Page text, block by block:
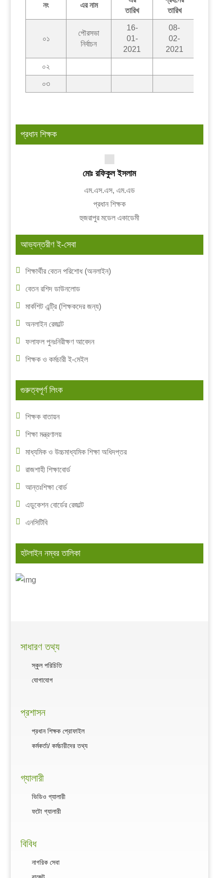
নং
এর নাম
তারিখ
তারিখ
০১
পৌরসভা
নির্বাচন
16-
01-
2021
08-
02-
2021
০২
০৩
প্রধান শিক্ষক
মোঃ রফিকুল ইসলাম
এম.এস.এস, এম.এড
প্রধান শিক্ষক
হুজরাপুর মডেল একাডেমী
আভ্যন্তরীণ ই-সেবা
শিক্ষার্থীর বেতন পরিশোধ (অনলাইন)
বেতন রশিদ ডাউনলোড
মার্কশিট এন্ট্রি (শিক্ষকদের জন্য)
অনলাইন রেজাল্ট
ফলাফল পুনঃনিরীক্ষণ আবেদন
শিক্ষক ও কর্মচারী ই-মেইল
গুরুত্বপূর্ণ লিংক
শিক্ষক বাতায়ন
শিক্ষা মন্ত্রণালয়
মাধ্যমিক ও উচ্চমাধ্যমিক শিক্ষা অধিদপ্তর
রাজশাহী শিক্ষাবোর্ড
আন্তঃশিক্ষা বোর্ড
এডুকেশন বোর্ডের রেজাল্ট
এনসিটিবি
হটলাইন নম্বর তালিকা
সাধারণ তথ্য
স্কুল পরিচিতি
যোগাযোগ
প্রশাসন
প্রধান শিক্ষক প্রোফাইল
কর্মকর্তা/ কর্মচারীদের তথ্য
গ্যালারী
ভিডিও গ্যালারী
ফটো গ্যালারী
বিবিধ
নাগরিক সেবা